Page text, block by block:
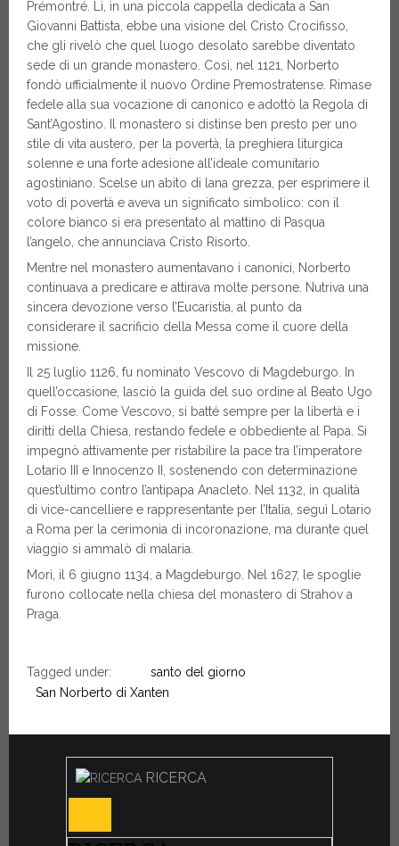
Prémontré. Lì, in una piccola cappella dedicata a San
Giovanni Battista, ebbe una visione del Cristo Crocifisso,
che gli rivelò che quel luogo desolato sarebbe diventato
sede di un grande monastero. Così, nel 1121, Norberto
fondò ufficialmente il nuovo Ordine Premostratense. Rimase
fedele alla sua vocazione di canonico e adottò la Regola di
Sant’Agostino. Il monastero si distinse ben presto per uno
stile di vita austero, per la povertà, la preghiera liturgica
solenne e una forte adesione all’ideale comunitario
agostiniano. Scelse un abito di lana grezza, per esprimere il
voto di povertà e aveva un significato simbolico: con il
colore bianco si era presentato al mattino di Pasqua
l’angelo, che annunciava Cristo Risorto.
Mentre nel monastero aumentavano i canonici, Norberto
continuava a predicare e attirava molte persone. Nutriva una
sincera devozione verso l’Eucaristia, al punto da
considerare il sacrificio della Messa come il cuore della
missione.
Il 25 luglio 1126, fu nominato Vescovo di Magdeburgo. In
quell’occasione, lasciò la guida del suo ordine al Beato Ugo
di Fosse. Come Vescovo, si batté sempre per la libertà e i
diritti della Chiesa, restando fedele e obbediente al Papa. Si
impegnò attivamente per ristabilire la pace tra l’imperatore
Lotario III e Innocenzo II, sostenendo con determinazione
quest’ultimo contro l’antipapa Anacleto. Nel 1132, in qualità
di vice-cancelliere e rappresentante per l’Italia, seguì Lotario
a Roma per la cerimonia di incoronazione, ma durante quel
viaggio si ammalò di malaria.
Morì, il 6 giugno 1134, a Magdeburgo. Nel 1627, le spoglie
furono collocate nella chiesa del monastero di Strahov a
Praga.
Tagged under:
santo del giorno
San Norberto di Xanten
RICERCA